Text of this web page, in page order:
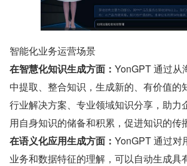
智能化业务运营场景
在智慧化知识生成方面： YonGPT 通过从
中提取、整合知识，生成新的、有价值的
行业解决方案、专业领域知识分享，助力
用自身知识的储备和积累，促进知识的传
在语义化应用生成方面： YonGPT 通过对
业务和数据特征的理解，可以自动生成具